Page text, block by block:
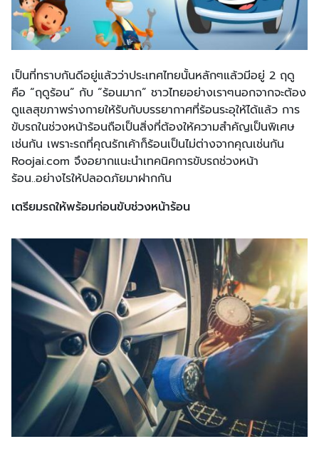
เป็นที่ทราบกันดีอยู่แล้วว่าประเทศไทยนั้นหลักๆแล้วมีอยู่ 2 ฤดู
คือ “ฤดูร้อน” กับ “ร้อนมาก” ชาวไทยอย่างเราๆนอกจากจะต้อง
ดูแลสุขภาพร่างกายให้รับกับบรรยากาศที่ร้อนระอุให้ได้แล้ว การ
ขับรถในช่วงหน้าร้อนถือเป็นสิ่งที่ต้องให้ความสำคัญเป็นพิเศษ
เช่นกัน เพราะรถที่คุณรักเค้าก็ร้อนเป็นไม่ต่างจากคุณเช่นกัน
Roojai.com จึงอยากแนะนำเทคนิคการขับรถช่วงหน้า
ร้อน..อย่างไรให้ปลอดภัยมาฝากกัน
เตรียมรถให้พร้อมก่อนขับช่วงหน้าร้อน